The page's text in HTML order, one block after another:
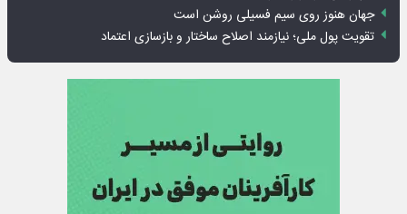
جهان هنوز روی سیم فسیلی روشن است
تقویت پول ملی؛ نیازمند اصلاح ساختار و بازسازی اعتماد